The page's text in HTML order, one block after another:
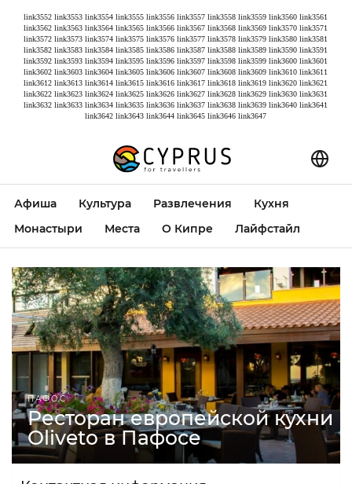
link3552 link3553 link3554 link3555 link3556 link3557 link3558 link3559 link3560 link3561
link3562 link3563 link3564 link3565 link3566 link3567 link3568 link3569 link3570 link3571
link3572 link3573 link3574 link3575 link3576 link3577 link3578 link3579 link3580 link3581
link3582 link3583 link3584 link3585 link3586 link3587 link3588 link3589 link3590 link3591
link3592 link3593 link3594 link3595 link3596 link3597 link3598 link3599 link3600 link3601
link3602 link3603 link3604 link3605 link3606 link3607 link3608 link3609 link3610 link3611
link3612 link3613 link3614 link3615 link3616 link3617 link3618 link3619 link3620 link3621
link3622 link3623 link3624 link3625 link3626 link3627 link3628 link3629 link3630 link3631
link3632 link3633 link3634 link3635 link3636 link3637 link3638 link3639 link3640 link3641
link3642 link3643 link3644 link3645 link3646 link3647
Афиша Культура Развлечения
Кухня
Монастыри
Места О Кипре Лайфстайл
ПАФОС
Ресторан европейской кухни
Oliveto в Пафосе